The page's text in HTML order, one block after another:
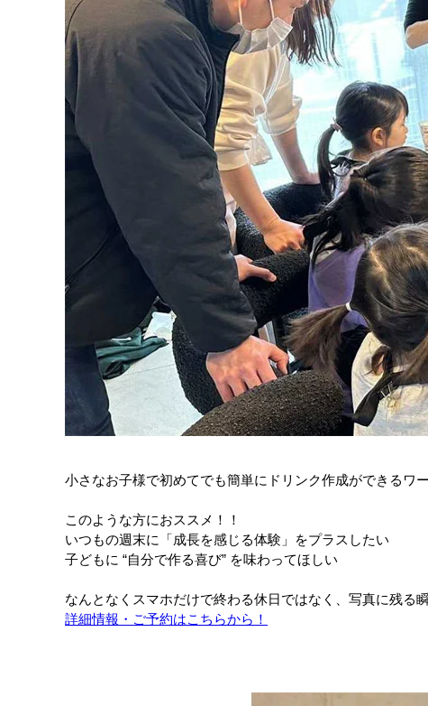
小さなお子様で初めてでも簡単にドリンク作成ができるワ
このような方におススメ！！
いつもの週末に「成長を感じる体験」をプラスしたい
子どもに “自分で作る喜び” を味わってほしい
なんとなくスマホだけで終わる休日ではなく、写真に残る
詳細情報・ご予約はこちらから！